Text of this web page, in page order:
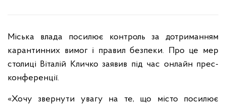
Міська влада посилює контроль за дотриманням
карантинних вимог і правил безпеки. Про це мер
столиці Віталій Кличко заявив під час онлайн прес-
конференції.
«Хочу звернути увагу на те, що місто посилює